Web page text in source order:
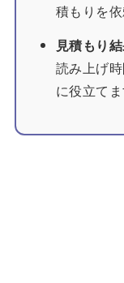
積もりを依
見積もり
読み上げ
に役立てま